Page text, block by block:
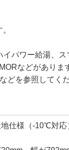
パワー給湯、ス
などがありま
どを参照してく
仕様（-10℃対応